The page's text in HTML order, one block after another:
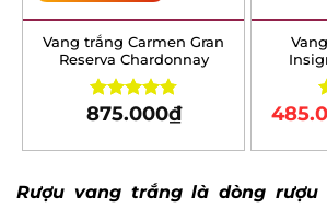
Rượu vang trắng là dòng
Vang trắng Carmen Gran
Reserva Chardonnay
Rated4.80
875.000₫